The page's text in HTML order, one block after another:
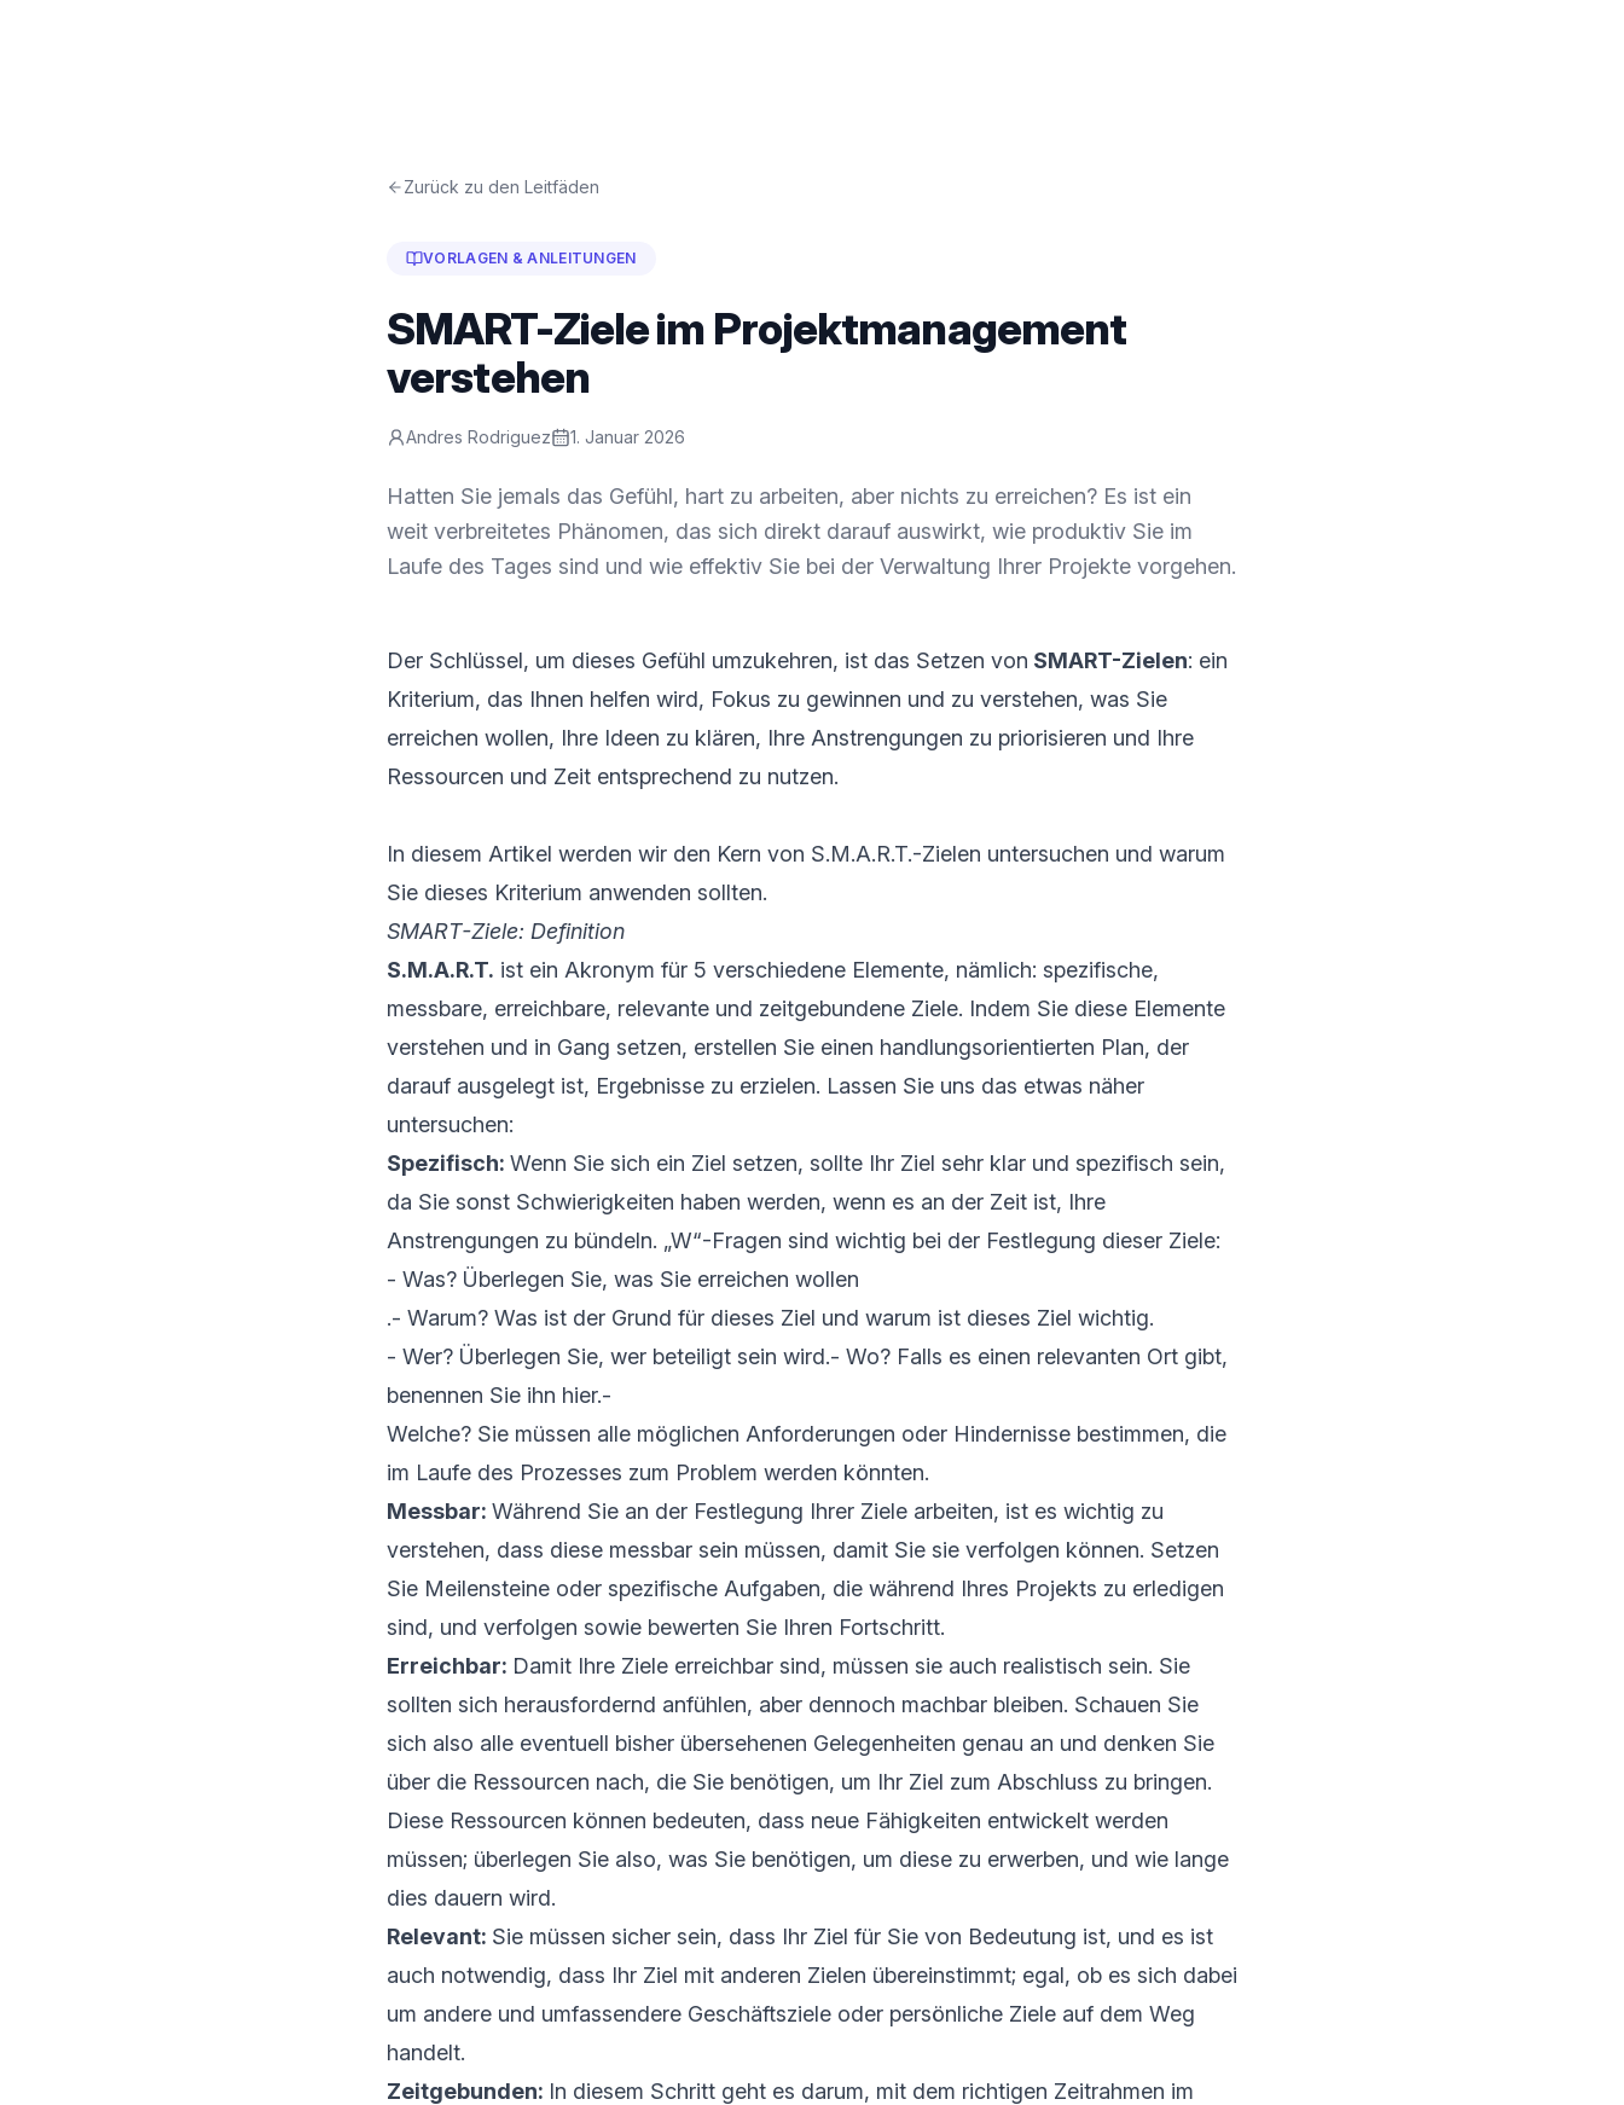
Zurück zu den Leitfäden
VORLAGEN & ANLEITUNGEN
SMART-Ziele im Projektmanagement
verstehen
Andres Rodriguez 1. Januar 2026
Hatten Sie jemals das Gefühl, hart zu arbeiten, aber nichts zu erreichen? Es ist ein
weit verbreitetes Phänomen, das sich direkt darauf auswirkt, wie produktiv Sie im
Laufe des Tages sind und wie effektiv Sie bei der Verwaltung Ihrer Projekte vorgehen.
Der Schlüssel, um dieses Gefühl umzukehren, ist das Setzen von SMART-Zielen: ein
Kriterium, das Ihnen helfen wird, Fokus zu gewinnen und zu verstehen, was Sie
erreichen wollen, Ihre Ideen zu klären, Ihre Anstrengungen zu priorisieren und Ihre
Ressourcen und Zeit entsprechend zu nutzen.
In diesem Artikel werden wir den Kern von S.M.A.R.T.-Zielen untersuchen und warum
Sie dieses Kriterium anwenden sollten.
SMART-Ziele: Definition
S.M.A.R.T. ist ein Akronym für 5 verschiedene Elemente, nämlich: spezifische,
messbare, erreichbare, relevante und zeitgebundene Ziele. Indem Sie diese Elemente
verstehen und in Gang setzen, erstellen Sie einen handlungsorientierten Plan, der
darauf ausgelegt ist, Ergebnisse zu erzielen. Lassen Sie uns das etwas näher
untersuchen:
Spezifisch: Wenn Sie sich ein Ziel setzen, sollte Ihr Ziel sehr klar und spezifisch sein,
da Sie sonst Schwierigkeiten haben werden, wenn es an der Zeit ist, Ihre
Anstrengungen zu bündeln. „W“-Fragen sind wichtig bei der Festlegung dieser Ziele:
- Was? Überlegen Sie, was Sie erreichen wollen
.- Warum? Was ist der Grund für dieses Ziel und warum ist dieses Ziel wichtig.
- Wer? Überlegen Sie, wer beteiligt sein wird.- Wo? Falls es einen relevanten Ort gibt,
benennen Sie ihn hier.-
Welche? Sie müssen alle möglichen Anforderungen oder Hindernisse bestimmen, die
im Laufe des Prozesses zum Problem werden könnten.
Messbar: Während Sie an der Festlegung Ihrer Ziele arbeiten, ist es wichtig zu
verstehen, dass diese messbar sein müssen, damit Sie sie verfolgen können. Setzen
Sie Meilensteine oder spezifische Aufgaben, die während Ihres Projekts zu erledigen
sind, und verfolgen sowie bewerten Sie Ihren Fortschritt.
Erreichbar: Damit Ihre Ziele erreichbar sind, müssen sie auch realistisch sein. Sie
sollten sich herausfordernd anfühlen, aber dennoch machbar bleiben. Schauen Sie
sich also alle eventuell bisher übersehenen Gelegenheiten genau an und denken Sie
über die Ressourcen nach, die Sie benötigen, um Ihr Ziel zum Abschluss zu bringen.
Diese Ressourcen können bedeuten, dass neue Fähigkeiten entwickelt werden
müssen; überlegen Sie also, was Sie benötigen, um diese zu erwerben, und wie lange
dies dauern wird.
Relevant: Sie müssen sicher sein, dass Ihr Ziel für Sie von Bedeutung ist, und es ist
auch notwendig, dass Ihr Ziel mit anderen Zielen übereinstimmt; egal, ob es sich dabei
um andere und umfassendere Geschäftsziele oder persönliche Ziele auf dem Weg
handelt.
Zeitgebunden: In diesem Schritt geht es darum, mit dem richtigen Zeitrahmen im